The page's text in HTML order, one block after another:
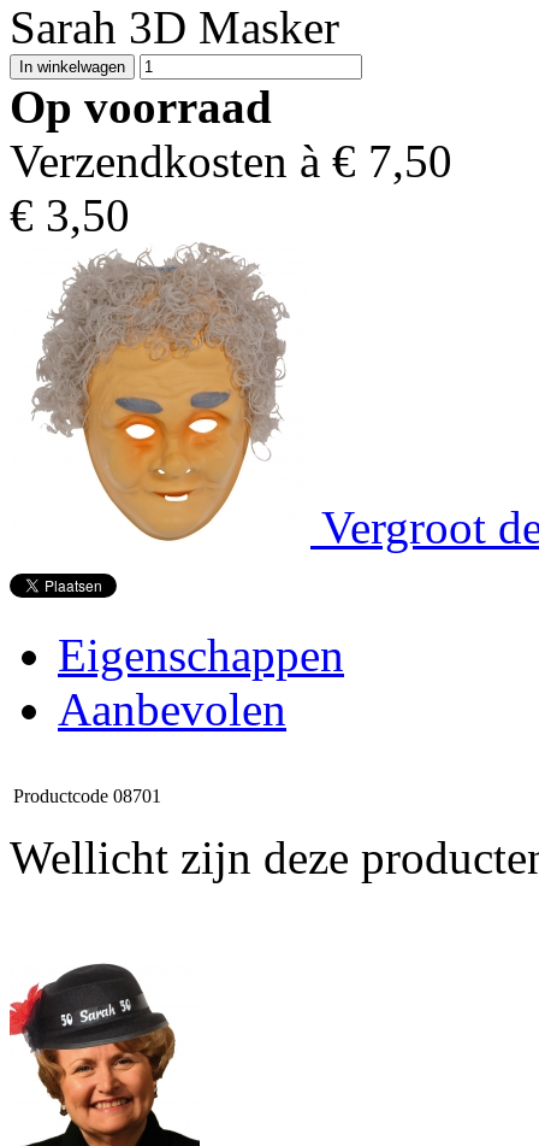
Sarah 3D Masker
Op voorraad
Verzendkosten à € 7,50
€ 3,50
Vergroot
Eigenschappen
Aanbevolen
Productcode 08701
Wellicht zijn deze